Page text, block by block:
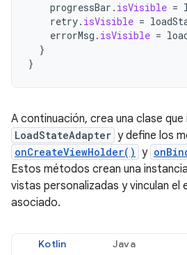
progressBar . isVisible =
retry. isVisible =
errorMsg . isVisible =
}
}
A continuación, crea una clase que
LoadStateAdapter y define los
onCreateViewHolder() y
Estos métodos crean una
vistas personalizadas y vinculan el
asociado.
Kotlin Java